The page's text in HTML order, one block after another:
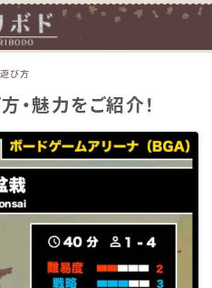
遊び方
・魅力をご紹介！